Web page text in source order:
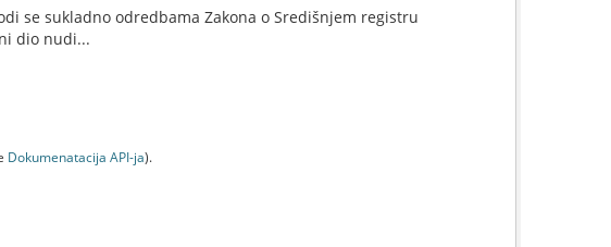
se sukladno odredbama Zakona o Središnjem registru
dio nudi...
Dokumenаtаcijа API-jа).